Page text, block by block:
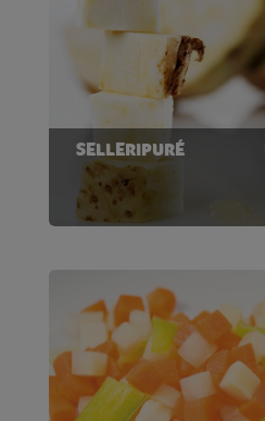
SELLERIPURÉ